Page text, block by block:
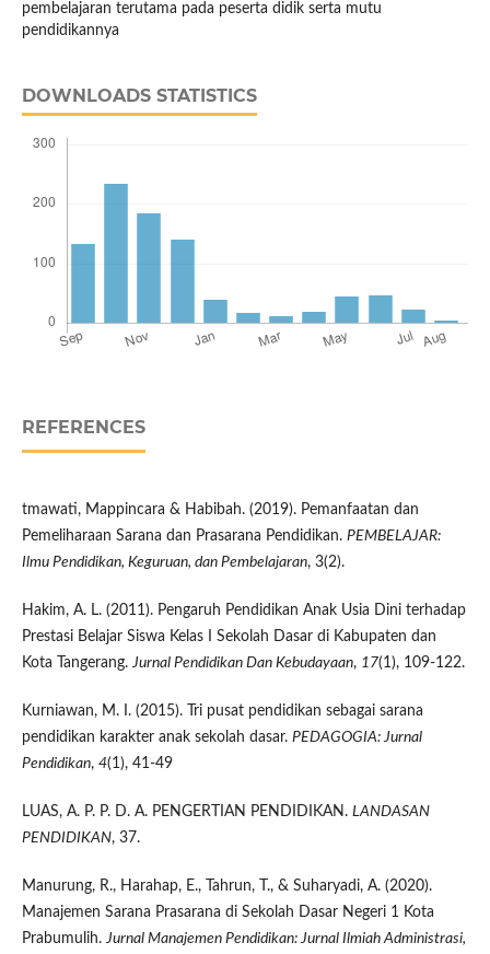
pembelajaran terutama pada peserta didik serta mutu
pendidikannya
DOWNLOADS STATISTICS
REFERENCES
tmawati, Mappincara & Habibah. (2019). Pemanfaatan dan
Pemeliharaan Sarana dan Prasarana Pendidikan. PEMBELAJAR:
Ilmu Pendidikan, Keguruan, dan Pembelajaran, 3(2).
Hakim, A. L. (2011). Pengaruh Pendidikan Anak Usia Dini terhadap
Prestasi Belajar Siswa Kelas I Sekolah Dasar di Kabupaten dan
Kota Tangerang.Jurnal Pendidikan Dan Kebudayaan, 17(1), 109-122.
Kurniawan, M. I. (2015). Tri pusat pendidikan sebagai sarana
pendidikan karakter anak sekolah dasar. PEDAGOGIA: Jurnal
Pendidikan, 4(1), 41-49
LUAS, A. P. P. D. A. PENGERTIAN PENDIDIKAN. LANDASAN
PENDIDIKAN, 37.
Manurung, R., Harahap, E., Tahrun, T., & Suharyadi, A. (2020).
Manajemen Sarana Prasarana di Sekolah Dasar Negeri 1 Kota
Prabumulih.Jurnal Manajemen Pendidikan: Jurnal Ilmiah Administrasi,